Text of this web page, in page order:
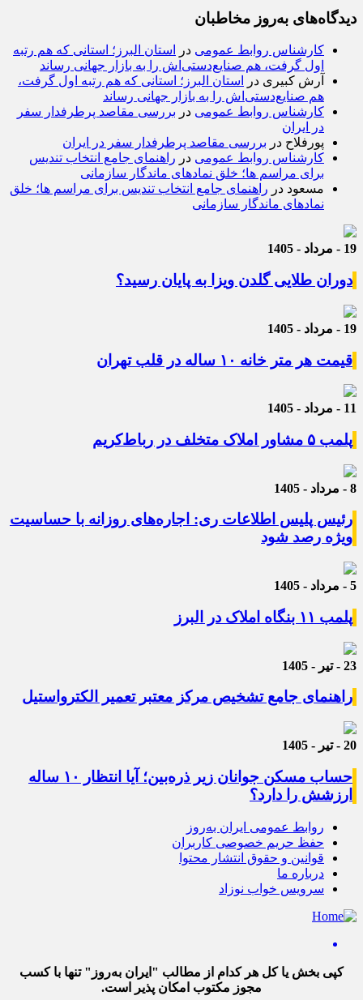
دیدگاه‌های به‌روز مخاطبان
کارشناس روابط عمومی در
استان البرز؛ استانی که هم رتبه
اول گرفت، هم صنایع‌دستی‌اش را به بازار جهانی رساند
آرش کبیری در
استان البرز؛ استانی که هم رتبه اول گرفت،
هم صنایع‌دستی‌اش را به بازار جهانی رساند
کارشناس روابط عمومی در بررسی مقاصد پرطرفدار سفر
در ایران
پورفلاح در بررسی مقاصد پرطرفدار سفر در ایران
کارشناس روابط عمومی در راهنمای جامع انتخاب تندیس
برای مراسم ها؛ خلق نمادهای ماندگار سازمانی
مسعود در راهنمای جامع انتخاب تندیس برای مراسم ها؛ خلق
نمادهای ماندگار سازمانی
19 - مرداد - 1405
دوران طلایی گلدن ویزا به پایان رسید؟
19 - مرداد - 1405
قیمت هر متر خانه ۱۰ ساله در قلب تهران
11 - مرداد - 1405
پلمب ۵ مشاور املاک متخلف در رباط‌کریم
8 - مرداد - 1405
رئیس پلیس اطلاعات ری: اجاره‌های روزانه با حساسیت
ویژه رصد شود
5 - مرداد - 1405
پلمب ۱۱ بنگاه املاک در البرز
23 - تیر - 1405
راهنمای جامع تشخیص مرکز معتبر تعمیر الکترواستیل
20 - تیر - 1405
حساب مسکن جوانان زیر ذره‌بین؛ آیا انتظار ۱۰ ساله
ارزشش را دارد؟
روابط عمومی ایران به‌روز
حفظ حریم خصوصی کاربران
قوانین و حقوق انتشار محتوا
درباره ما
سرویس خواب نوزاد
کپی بخش یا کل هر کدام از مطالب "ایران به‌روز" تنها با کسب
مجوز مکتوب امکان پذیر است.